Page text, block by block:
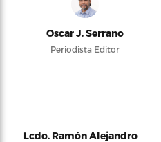
Oscar J. Serrano
Periodista Editor
Lcdo. Ramón Alejandro